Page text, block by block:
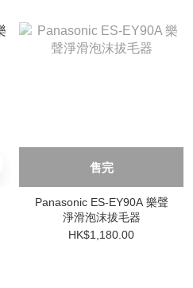
售完
Panasonic ES-EY90A 樂聲
淨滑泡沫拔毛器
HK$1,180.00